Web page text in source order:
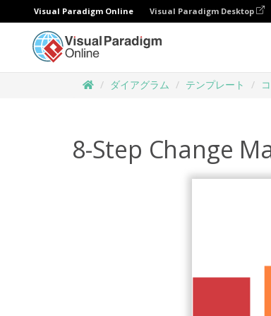
Visual Paradigm Online Visual Paradigm Desktop
ダイアグラム テンプレート
8-Step Change